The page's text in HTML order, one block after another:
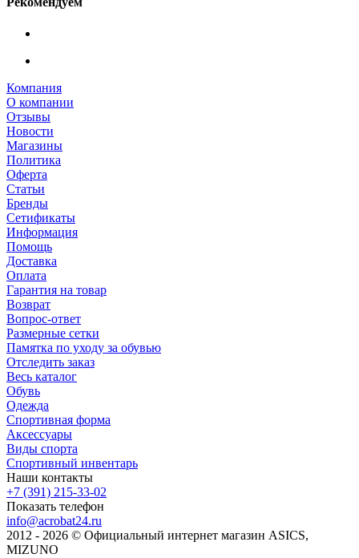
Компания
О компании
Отзывы
Новости
Магазины
Политика
Оферта
Статьи
Бренды
Сетификаты
Информация
Помощь
Доставка
Оплата
Гарантия на товар
Возврат
Вопрос-ответ
Размерные сетки
Памятка по уходу за обувью
Отследить заказ
Весь каталог
Обувь
Одежда
Спортивная форма
Аксессуары
Виды спорта
Спортивный инвентарь
Наши контакты
+7 (391) 215-33-02
Показать телефон
info@acrobat24.ru
2012 - 2026 © Официальный интернет магазин ASICS,
MIZUNO